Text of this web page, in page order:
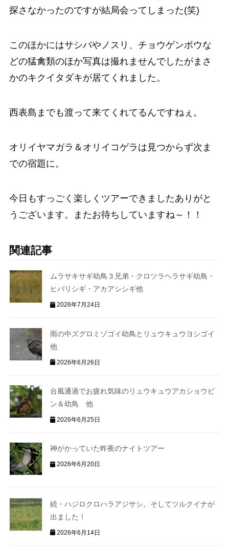
探さなかったのですが結局会ってしまった(笑)
このほかにはサシバやノスリ、チョウゲンボウな
どの猛禽類のほか写真は撮れませんでしたがまさ
かのキクイタダキが居てくれました。
西表島までも渡って来てくれてるんですねぇ。
オリイヤマガラ＆オリイコゲラは見つからず次ま
での宿題に。
今日もすっごく楽しくツアーできましたありがと
うございます。またお待ちしていますね～！！
関連記事
ムラサキサギ幼鳥３兄弟・クロツラヘラサギ幼鳥・
ヒバリシギ・アカアシシギ他
2026年7月24日
雨の中ズグロミゾゴイ幼鳥とリュウキュウヨシゴイ
他
2026年6月26日
台風通過でお疲れ気味のリュウキュウアカショウビ
ン＆幼鳥 他
2026年6月25日
神がかっていた昨夜のナイトツアー
2026年6月20日
続・ハジロクロハラアジサシ。そしてツルクイナが
出ました！
2026年6月14日